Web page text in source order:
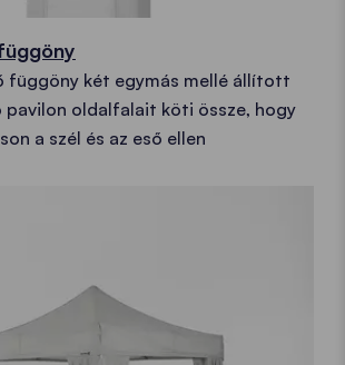
függöny két egymás mellé állított
pavilon oldalfalait köti össze, hogy
a szél és az eső ellen